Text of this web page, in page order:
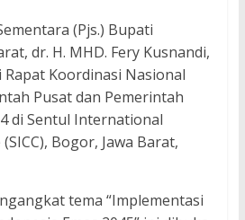
(Pjs.) Bupati
dr. H. MHD. Fery Kusnandi,
Rapat Koordinasi Nasional
Pusat dan Pemerintah
di Sentul International
Bogor, Jawa Barat,
tema “Implementasi